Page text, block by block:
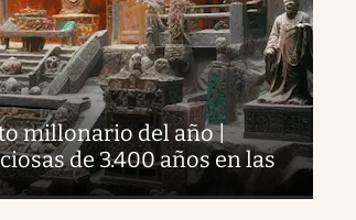
millonario del año |
de 3.400 años en las